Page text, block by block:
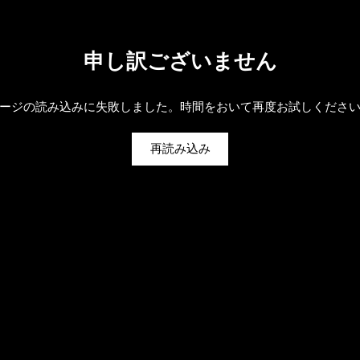
申し訳ございません
ジの読み込みに失敗しました。時間をおいて再度お試しくださ
再読み込み